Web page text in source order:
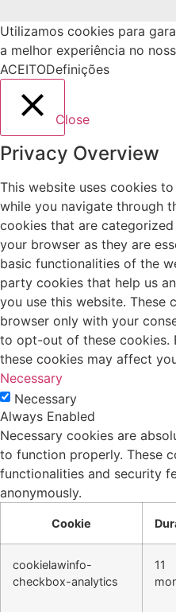
Utilizamos cookies para
a melhor experiência no
ACEITODefinições
Close
Privacy Overview
This website uses cookies
while you navigate through
cookies that are
your browser as they are
basic functionalities of the
party cookies that help us
you use this website. These
browser only with your
to opt-out of these cookies.
these cookies may affect
Necessary
Necessary
Always Enabled
Necessary cookies are
to function properly. These
functionalities and security
anonymously.
Cookie
cookielawinfo-
checkbox-analytics
11